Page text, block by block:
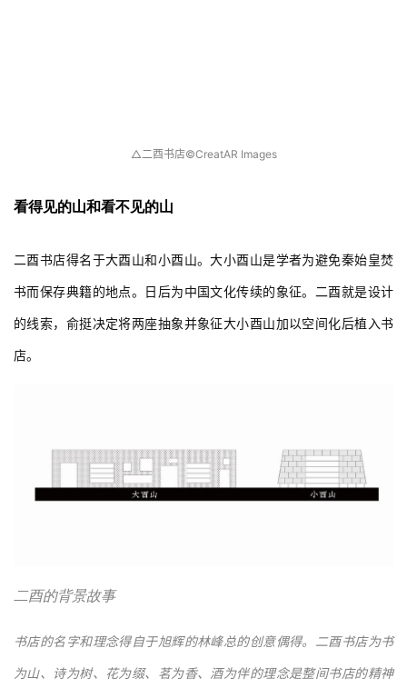
△二酉书店©CreatAR Images
看得见的山和看不见的山
二酉书店得名于大酉山和小酉山。大小酉山是学者为避免秦始皇焚
书而保存典籍的地点。日后为中国文化传续的象征。二酉就是设计
的线索，俞挺决定将两座抽象并象征大小酉山加以空间化后植入书
店。
二酉的背景故事
书店的名字和理念得自于旭辉的林峰总的创意偶得。二酉书店为书
为山、诗为树、花为缀、茗为香、酒为伴的理念是整间书店的精神